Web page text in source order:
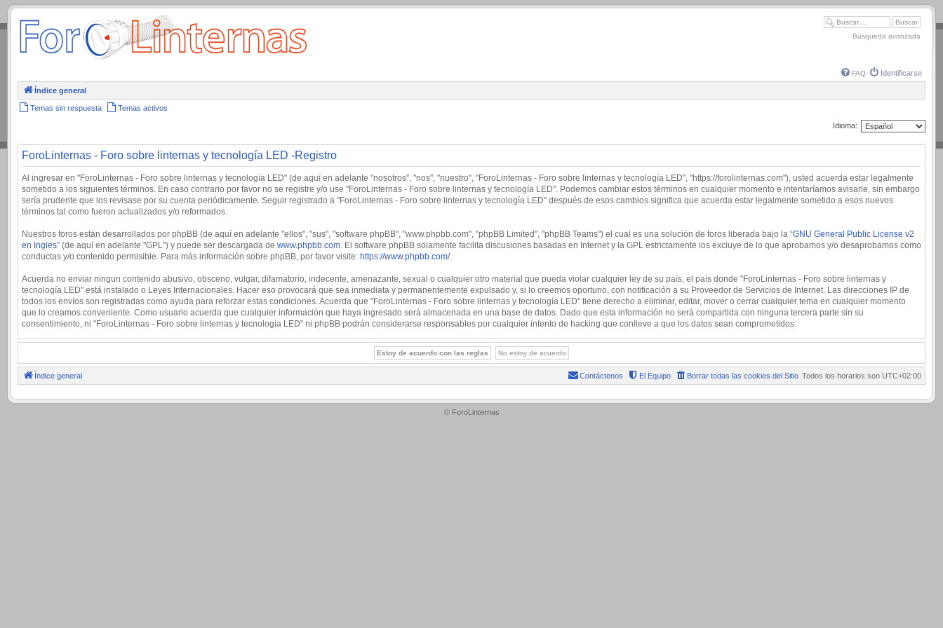
.
Búsqueda avanzada
FAQ Identificarse
Índice general
Temas sin respuesta Temas activos
Idioma:
ForoLinternas - Foro sobre linternas y tecnología LED -Registro
Al ingresar en "ForoLinternas - Foro sobre linternas y tecnología LED" (de aquí en adelante "nosotros", "nos", "nuestro", "ForoLinternas - Foro sobre linternas y tecnología LED", "https://forolinternas.com"), usted acuerda estar legalmente
sometido a los siguientes términos. En caso contrario por favor no se registre y/o use "ForoLinternas - Foro sobre linternas y tecnología LED". Podemos cambiar estos términos en cualquier momento e intentaríamos avisarle, sin embargo
sería prudente que los revisase por su cuenta periódicamente. Seguir registrado a "ForoLinternas - Foro sobre linternas y tecnología LED" después de esos cambios significa que acuerda estar legalmente sometido a esos nuevos
términos tal como fueron actualizados y/o reformados.
Nuestros foros están desarrollados por phpBB (de aquí en adelante "ellos", "sus", "software phpBB", "www.phpbb.com", "phpBB Limited", "phpBB Teams") el cual es una solución de foros liberada bajo la “GNU General Public License v2
en Ingles” (de aquí en adelante "GPL") y puede ser descargada de www.phpbb.com . El software phpBB solamente facilita discusiones basadas en Internet y la GPL estrictamente los excluye de lo que aprobamos y/o desaprobamos como
conductas y/o contenido permisible. Para más información sobre phpBB, por favor visite: https://www.phpbb.com/.
Acuerda no enviar ningun contenido abusivo, obsceno, vulgar, difamatorio, indecente, amenazante, sexual o cualquier otro material que pueda violar cualquier ley de su país, el país donde "ForoLinternas - Foro sobre linternas y
tecnología LED" está instalado o Leyes Internacionales. Hacer eso provocará que sea inmediata y permanentemente expulsado y, si lo creemos oportuno, con notificación a su Proveedor de Servicios de Internet. Las direcciones IP de
todos los envíos son registradas como ayuda para reforzar estas condiciones. Acuerda que "ForoLinternas - Foro sobre linternas y tecnología LED" tiene derecho a eliminar, editar, mover o cerrar cualquier tema en cualquier momento
que lo creamos conveniente. Como usuario acuerda que cualquier información que haya ingresado será almacenada en una base de datos. Dado que esta información no será compartida con ninguna tercera parte sin su
consentimiento, ni "ForoLinternas - Foro sobre linternas y tecnología LED" ni phpBB podrán considerarse responsables por cualquier intento de hacking que conlleve a que los datos sean comprometidos.
Índice general Todos los horarios son UTC+02:00
Borrar todas las cookies del Sitio
El Equipo
Contáctenos
.
© ForoLinternas